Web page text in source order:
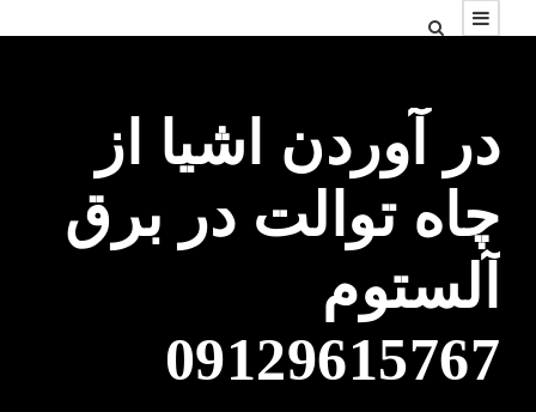
در آوردن اشیا از
چاه توالت در برق
آلستوم
09129615767